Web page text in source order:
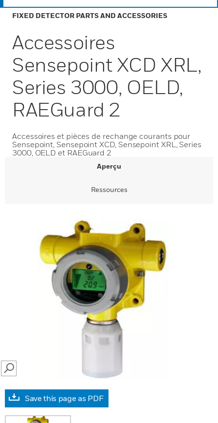
FIXED DETECTOR PARTS AND ACCESSORIES
Accessoires
Sensepoint XCD XRL,
Series 3000, OELD,
RAEGuard 2
Accessoires et pièces de rechange courants pour
Sensepoint, Sensepoint XCD, Sensepoint XRL, Series
3000, OELD et RAEGuard 2
Aperçu
Ressources
SEARCH
Save this page as PDF